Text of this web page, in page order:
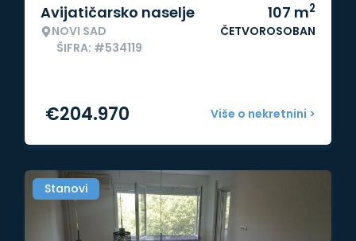
Avijatičarsko naselje
NOVI SAD
ŠIFRA: #534119
107 m2
ČETVOROSOBAN
Više o nekretnini >
€204.970
Stanovi